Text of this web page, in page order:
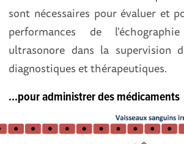
sont nécessaires pour évaluer et
performances de
ultrasonore dans la supervision
diagnostiques et thérapeutiques.
...pour administrer des médicaments